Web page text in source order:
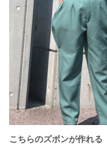
こちらのズボンが作れる